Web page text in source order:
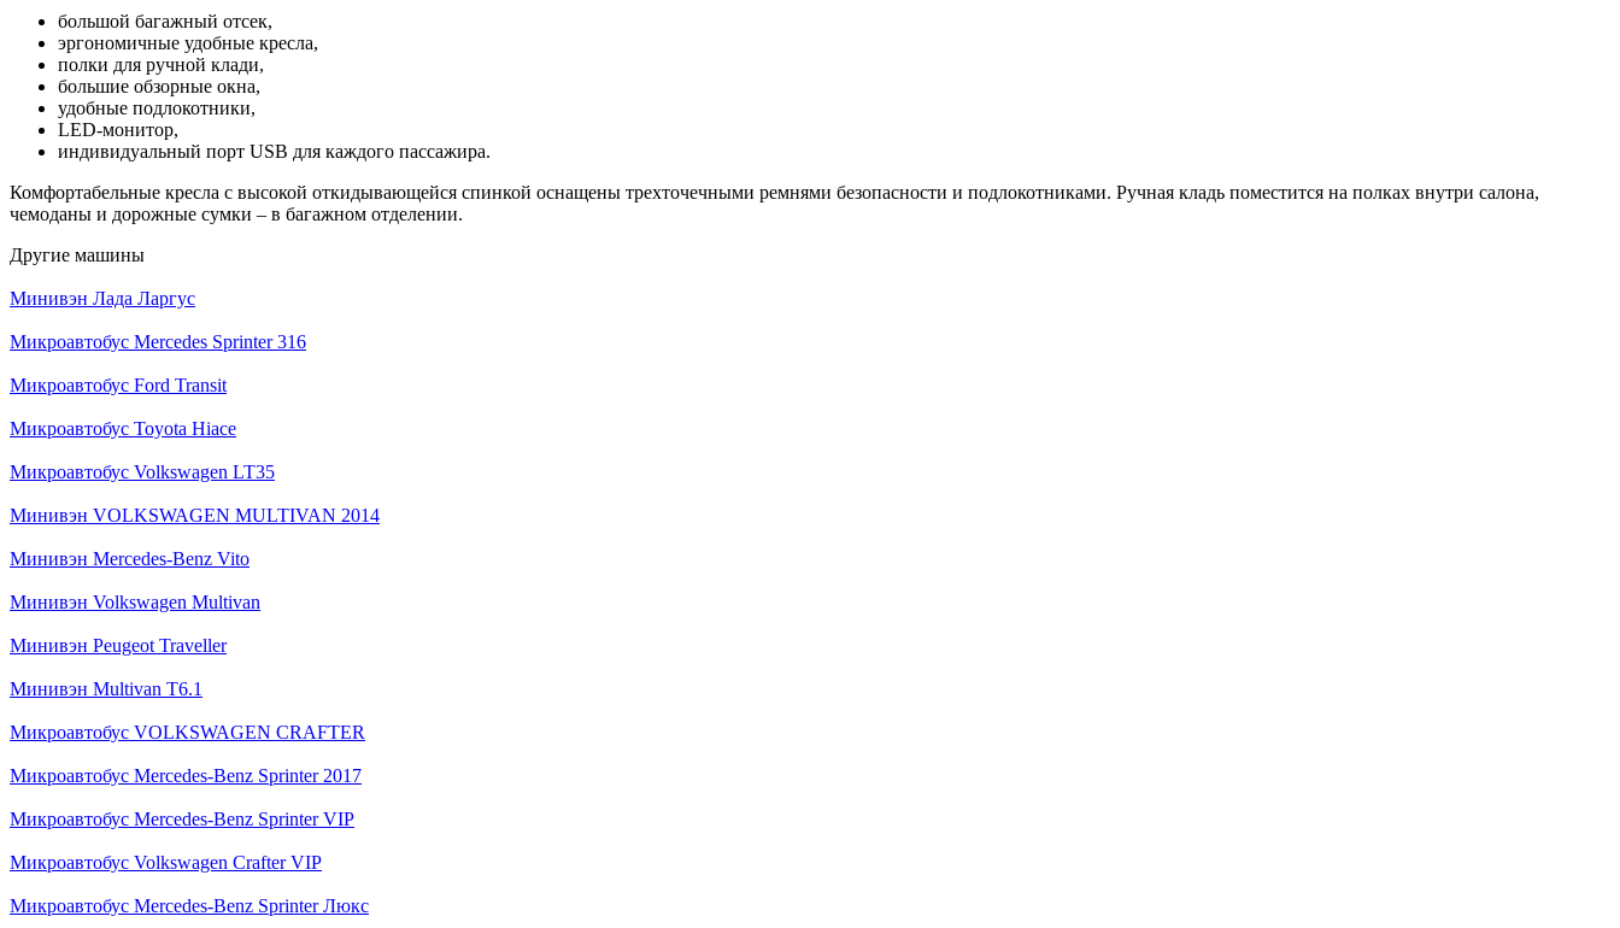
большой багажный отсек,
эргономичные удобные кресла,
полки для ручной клади,
большие обзорные окна,
удобные подлокотники,
LED-монитор,
индивидуальный порт USB для каждого пассажира.
Комфортабельные кресла с высокой откидывающейся спинкой оснащены трехточечными ремнями безопасности и подлокотниками. Ручная кладь поместится на полках внутри салона,
чемоданы и дорожные сумки – в багажном отделении.
Другие машины
Минивэн Лада Ларгус
Микроавтобус Mercedes Sprinter 316
Микроавтобус Ford Transit
Микроавтобус Toyota Hiace
Микроавтобус Volkswagen LT35
Минивэн VOLKSWAGEN MULTIVAN 2014
Минивэн Mercedes-Benz Vito
Минивэн Volkswagen Multivan
Минивэн Peugeot Traveller
Минивэн Multivan Т6.1
Микроавтобус VOLKSWAGEN CRAFTER
Микроавтобус Mercedes-Benz Sprinter 2017
Микроавтобус Mercedes-Benz Sprinter VIP
Микроавтобус Volkswagen Crafter VIP
Микроавтобус Mercedes-Benz Sprinter Люкс